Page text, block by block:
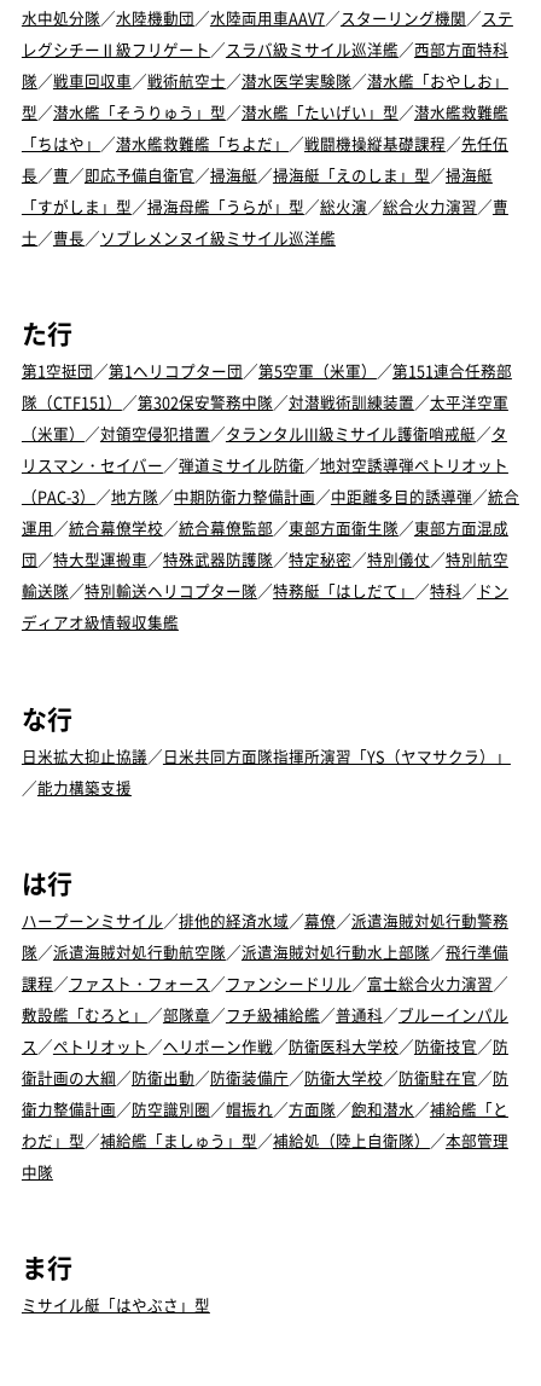
水中処分隊／水陸機動団／水陸両用車AAV7／スターリング機関／ステ
レグシチーⅡ級フリゲート ／スラバ級ミサイル巡洋艦／西部方面特科
隊／戦車回収車／戦術航空士／潜水医学実験隊／潜水艦「おやしお」
型／潜水艦「そうりゅう」型／潜水艦「たいげい」型／潜水艦救難艦
「ちはや」 ／潜水艦救難艦「ちよだ」 ／戦闘機操縦基礎課程／先任伍
長／曹／即応予備自衛官／掃海艇／掃海艇「えのしま」型／掃海艇
「すがしま」型／掃海母艦「うらが」型／総火演／総合火力演習／曹
士／曹長／ソブレメンヌイ級ミサイル巡洋艦
た行
第1空挺団／第1ヘリコプター団／第5空軍（米軍） ／第151連合任務部
隊（CTF151） ／第302保安警務中隊／対潜戦術訓練装置／太平洋空軍
（米軍） ／対領空侵犯措置／タランタルIII級ミサイル護衛哨戒艇／タ
リスマン・セイバー／弾道ミサイル防衛／地対空誘導弾ペトリオット
（PAC-3） ／地方隊／中期防衛力整備計画／中距離多目的誘導弾／統合
運用／統合幕僚学校／統合幕僚監部／東部方面衛生隊／東部方面混成
団／特大型運搬車／特殊武器防護隊／特定秘密／特別儀仗／特別航空
輸送隊／特別輸送ヘリコプター隊／特務艇「はしだて」 ／特科／ ドン
ディアオ級情報収集艦
な行
日米拡大抑止協議 ／日米共同方面隊指揮所演習「YS（ヤマサクラ）」
／能力構築支援
は行
ハープーンミサイル ／排他的経済水域 ／幕僚 ／派遣海賊対処行動警務
隊 ／派遣海賊対処行動航空隊 ／派遣海賊対処行動水上部隊 ／飛行準備
課程 ／ファスト・フォース ／ファンシードリル ／富士総合火力演習 ／
敷設艦「むろと」 ／部隊章 ／フチ級補給艦 ／普通科 ／ブルーインパル
ス ／ペトリオット ／ヘリボーン作戦 ／防衛医科大学校 ／防衛技官 ／防
衛計画の大綱 ／防衛出動 ／防衛装備庁 ／防衛大学校 ／防衛駐在官 ／防
衛力整備計画 ／防空識別圏 ／帽振れ ／方面隊 ／飽和潜水 ／補給艦「と
わだ」型 ／補給艦「ましゅう」型 ／補給処（陸上自衛隊） ／本部管理
中隊
ま行
ミサイル艇「はやぶさ」型